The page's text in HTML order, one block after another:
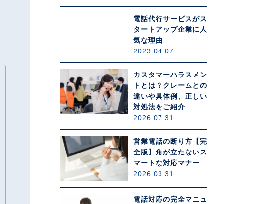
電話代行サービスがス
タートアップ企業に人
気な理由
2023.04.07
カスタマーハラスメン
トとは？クレームとの
違いや具体例、正しい
対処法をご紹介
2026.07.31
営業電話の断り方【完
全版】角が立たないス
マートな対応マナー
2026.03.31
電話対応の完全マニュ